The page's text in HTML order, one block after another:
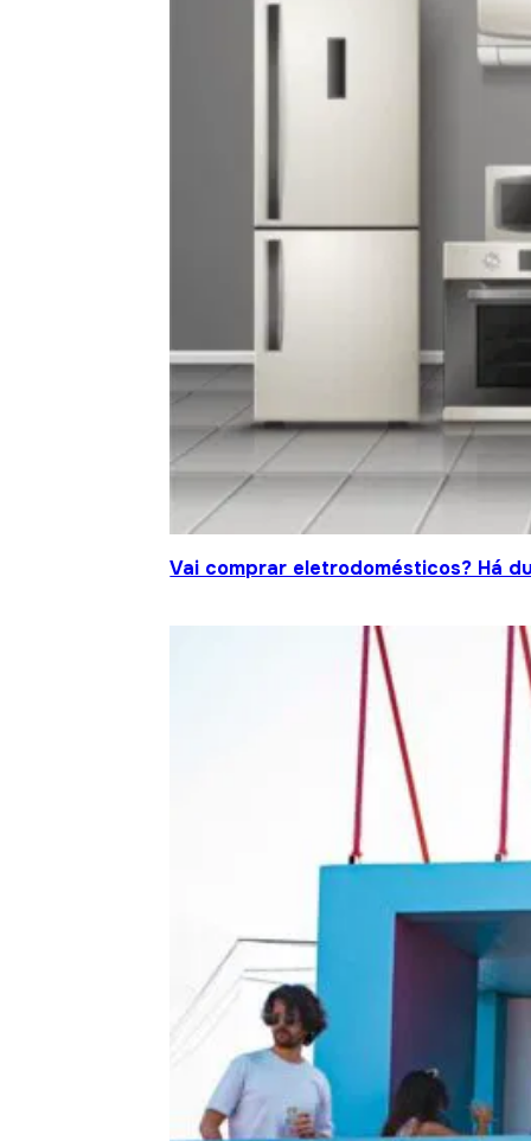
Vai comprar eletrodomésticos? Há